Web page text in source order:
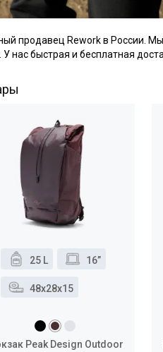
продавец Rework в России.
нас быстрая и бесплатная
25 L 16”
48x28x15
Peak Design Outdoor